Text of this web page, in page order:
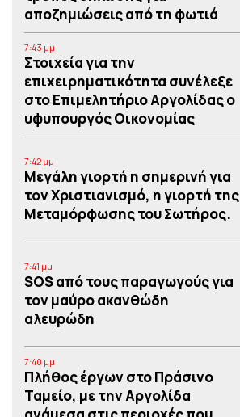
αποζημιώσεις από τη φωτιά
7:43 μμ
Στοιχεία για την
επιχειρηματικότητα συνέλεξε
στο Επιμελητήριο Αργολίδας ο
υφυπουργός Οικονομίας
7:42 μμ
Μεγάλη γιορτή η σημερινή για
τον Χριστιανισμό, η γιορτή της
Μεταμόρφωσης του Σωτήρος.
7:41 μμ
SOS από τους παραγωγούς για
τον μαύρο ακανθώδη
αλευρώδη
7:40 μμ
Πλήθος έργων στο Πράσινο
Ταμείο, με την Αργολίδα